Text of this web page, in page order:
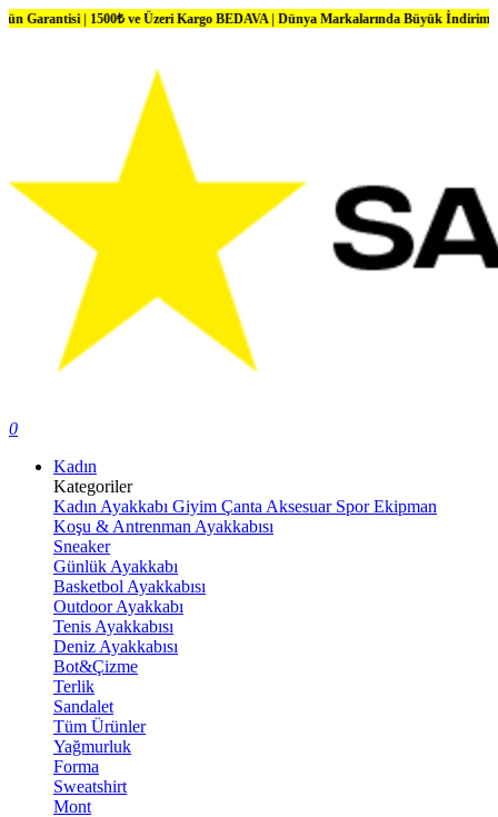
| 1500₺ ve Üzeri Kargo BEDAVA | Dünya Markalarında Büyük İndirimler
0
Kadın
Kategoriler
Kadın Ayakkabı Giyim Çanta Aksesuar Spor Ekipman
Koşu & Antrenman Ayakkabısı
Sneaker
Günlük Ayakkabı
Basketbol Ayakkabısı
Outdoor Ayakkabı
Tenis Ayakkabısı
Deniz Ayakkabısı
Bot&Çizme
Terlik
Sandalet
Tüm Ürünler
Yağmurluk
Forma
Sweatshirt
Mont